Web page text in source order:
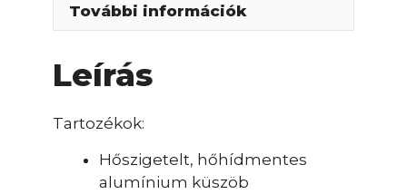
További információk
Leírás
Tartozékok:
Hőszigetelt, hőhídmentes
alumínium küszöb